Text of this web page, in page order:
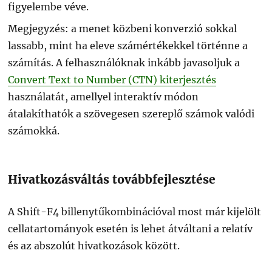
figyelembe véve.
Megjegyzés: a menet közbeni konverzió sokkal
lassabb, mint ha eleve számértékekkel történne a
számítás. A felhasználóknak inkább javasoljuk a
Convert Text to Number (CTN) kiterjesztés
használatát, amellyel interaktív módon
átalakíthatók a szövegesen szereplő számok valódi
számokká.
Hivatkozásváltás továbbfejlesztése
A Shift-F4 billenytűkombinációval most már kijelölt
cellatartományok esetén is lehet átváltani a relatív
és az abszolút hivatkozások között.